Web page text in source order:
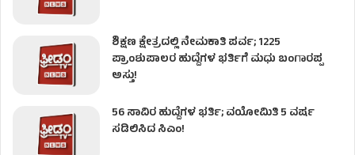
ಶಿಕ್ಷಣ ಕ್ಷೇತ್ರದಲ್ಲಿ ನೇಮಕಾತಿ ಪರ್ವ; 1225
ಪ್ರಾಂಶುಪಾಲರ ಹುದ್ದೆಗಳ ಭರ್ತಿಗೆ ಮಧು ಬಂಗಾರಪ್ಪ
ಅಸ್ತು!
56 ಸಾವಿರ ಹುದ್ದೆಗಳ ಭರ್ತಿ; ವಯೋಮಿತಿ 5 ವರ್ಷ
ಸಡಿಲಿಸಿದ ಸಿಎಂ!